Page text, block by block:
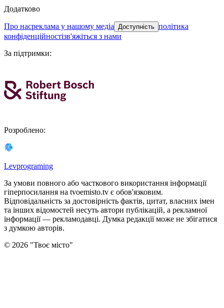
Додатково
про насреклама у нашому медіа Доступність політика
конфіденційностізв'яжіться з нами
За підтримки:
Розроблено:
Levprograming
За умови повного або часткового використання iнформацiї
гіперпосилання на tvoemisto.tv є обов'язковим.
Відповідальність за достовірність фактів, цитат, власних імен
та інших відомостей несуть автори публікацій, а рекламної
інформації — рекламодавці. Думка редакцiї може не збiгатися
з думкою авторiв.
© 2026 "Твоє місто"